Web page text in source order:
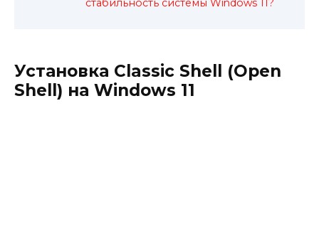
стабильность системы Windows 11?
Установка Classic Shell (Open
Shell) на Windows 11